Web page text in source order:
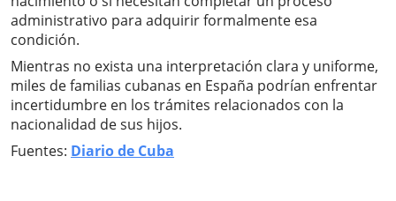
administrativo para adquirir formalmente esa
condición.
Mientras no exista una interpretación clara y uniforme,
miles de familias cubanas en España podrían enfrentar
incertidumbre en los trámites relacionados con la
nacionalidad de sus hijos.
Fuentes: Diario de Cuba